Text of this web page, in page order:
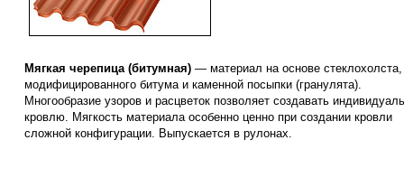
Мягкая черепица (битумная) — материал на основе стеклохолста,
модифицированного битума и каменной посыпки (гранулята).
Многообразие узоров и расцветок позволяет создавать
кровлю. Мягкость материала особенно ценно при создании кровли
сложной конфигурации. Выпускается в рулонах.